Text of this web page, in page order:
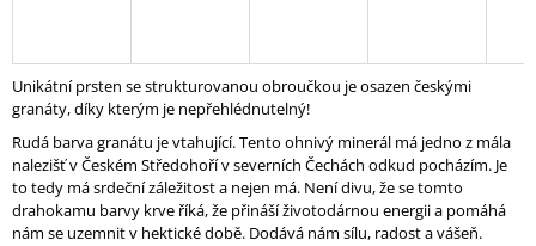
Unikátní prsten se strukturovanou obroučkou je osazen českými
granáty, díky kterým je nepřehlédnutelný!
Rudá barva granátu je vtahující. Tento ohnivý minerál má jedno z mála
nalezišť v Českém Středohoří v severních Čechách odkud pocházím. Je
to tedy má srdeční záležitost a nejen má. Není divu, že se tomto
drahokamu barvy krve říká, že přináší životodárnou energii a pomáhá
nám se uzemnit v hektické době. Dodává nám sílu, radost a vášeň.
R
U
Č
U
J
E
M
E